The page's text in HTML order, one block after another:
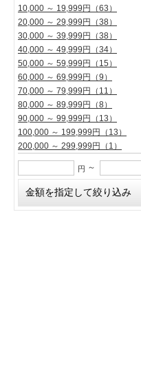
10,000 ～ 19,999円
（63）
20,000 ～ 29,999円
（38）
30,000 ～ 39,999円
（38）
40,000 ～ 49,999円
（34）
50,000 ～ 59,999円
（15）
60,000 ～ 69,999円
（9）
70,000 ～ 79,999円
（11）
80,000 ～ 89,999円
（8）
90,000 ～ 99,999円
（13）
100,000 ～ 199,999円
（13）
200,000 ～ 299,999円
（1）
円 ～